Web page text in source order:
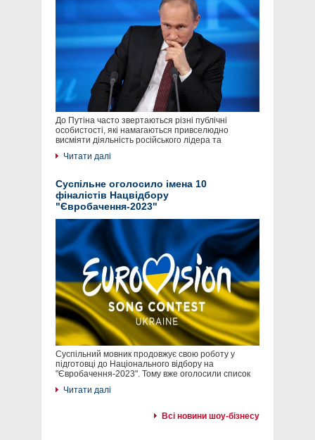
До Путіна часто звертаються різні публічні
особистості, які намагаються привселюдно
висміяти діяльність російського лідера та
Читати далі
Суспільне оголосило імена 10
фіналістів Нацвідбору
"Євробачення-2023"
Суспільний мовник продовжує свою роботу у
підготовці до Національного відбору на
"Євробачення-2023". Тому вже оголосили список
Читати далі
Всі новини шоу-бізнесу